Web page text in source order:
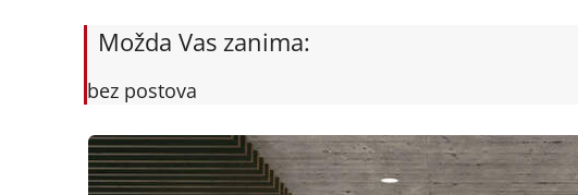
Možda Vas zanima:
bez postova